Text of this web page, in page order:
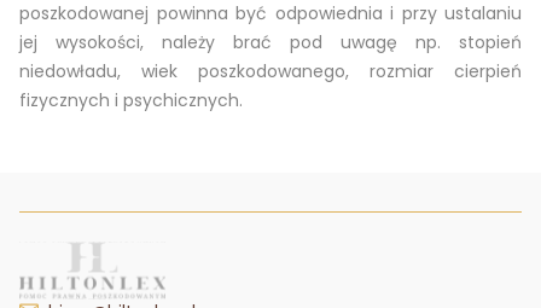
poszkodowanej powinna być odpowiednia i przy ustalaniu
jej wysokości, należy brać pod uwagę np. stopień
niedowładu, wiek poszkodowanego, rozmiar cierpień
fizycznych i psychicznych.